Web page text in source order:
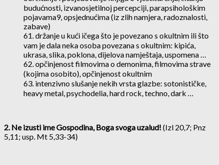
budućnosti, izvanosjetilnoj percepciji, parapsihološkim
pojavama9, opsjednućima (iz zlih namjera, radoznalosti,
zabave)
61. držanje u kući ičega što je povezano s okultnim ili što
vam je dala neka osoba povezana s okultnim: kipića,
ukrasa, slika, poklona, dijelova namještaja, uspomena …
62. opčinjenost filmovima o demonima, filmovima strave
(kojima osobito), opčinjenost okultnim
63. intenzivno slušanje nekih vrsta glazbe: sotonističke,
heavy metal, psychodelia, hard rock, techno, dark …
2. Ne izusti ime Gospodina, Boga svoga uzalud!(Izl 20,7; Pnz
5,11; usp. Mt 5,33-34)